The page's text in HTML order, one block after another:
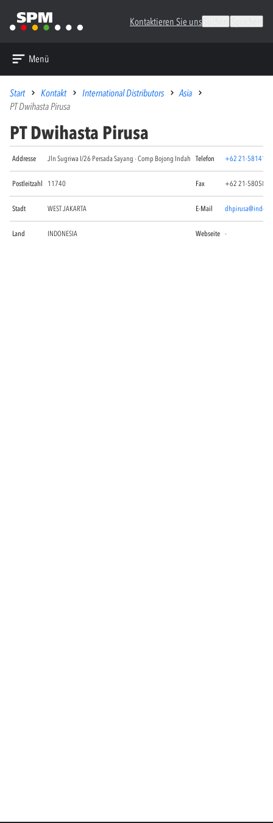
Kontaktieren Sie uns
Menü
Start Kontakt International Distributors
Asia
PT Dwihasta Pirusa
PT Dwihasta Pirusa
Addresse Jln Sugriwa I/26 Persada Sayang - Comp Bojong Indah Telefon +62 21-5814117
Postleitzahl 11740 Fax +62 21-5805842
Stadt WEST JAKARTA E-Mail
Land INDONESIA Webseite -